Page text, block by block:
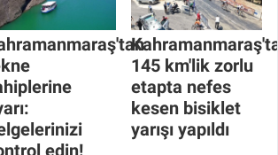
Kahramanmaraş'ta
145 km'lik zorlu
etapta nefes
kesen bisiklet
yarışı yapıldı